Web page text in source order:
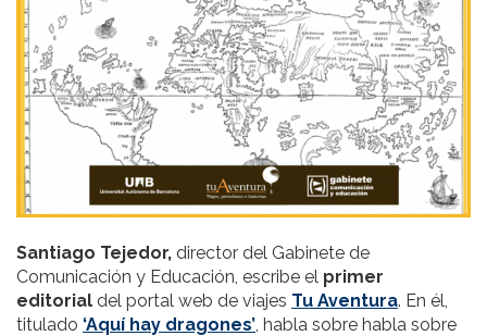
Santiago Tejedor, director del Gabinete de
Comunicación y Educación, escribe el primer
editorial del portal web de viajes Tu Aventura. En él,
titulado ‘Aquí hay dragones’ , habla sobre habla sobre